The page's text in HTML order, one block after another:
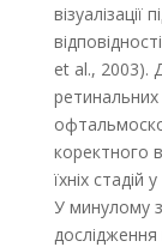
візуалізації
et al., 2003).
коректного
їхніх
У минулому